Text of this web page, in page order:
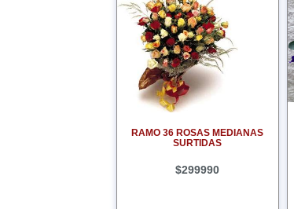
RAMO 36 ROSAS MEDIANAS
SURTIDAS
$299990